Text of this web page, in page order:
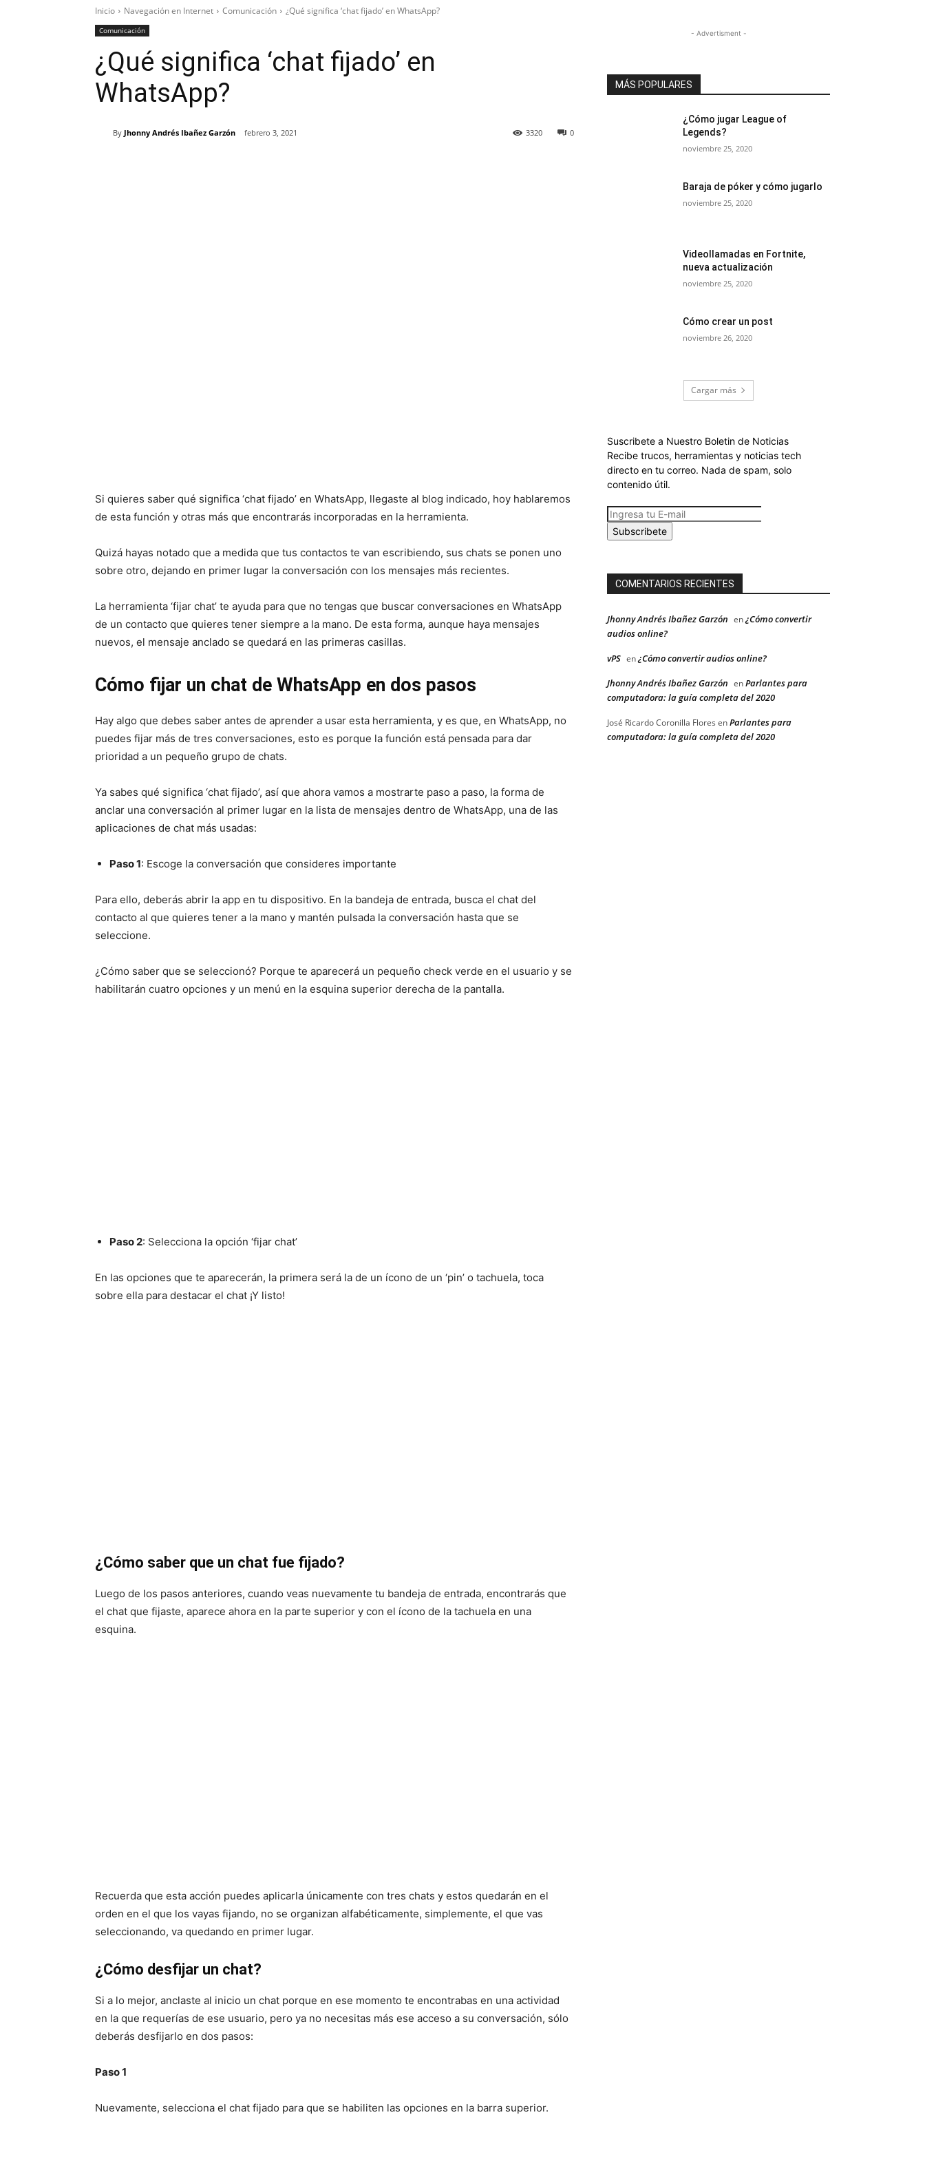
Inicio Navegación en Internet Comunicación ¿Qué significa ‘chat fijado’ en WhatsApp?
Comunicación
¿Qué significa ‘chat fijado’ en
WhatsApp?
By Jhonny Andrés Ibañez Garzón febrero 3, 2021 0
3320
Si quieres saber qué significa ‘chat fijado’ en WhatsApp, llegaste al blog indicado, hoy hablaremos
de esta función y otras más que encontrarás incorporadas en la herramienta.
Quizá hayas notado que a medida que tus contactos te van escribiendo, sus chats se ponen uno
sobre otro, dejando en primer lugar la conversación con los mensajes más recientes.
La herramienta ‘fijar chat’ te ayuda para que no tengas que buscar conversaciones en WhatsApp
de un contacto que quieres tener siempre a la mano. De esta forma, aunque haya mensajes
nuevos, el mensaje anclado se quedará en las primeras casillas.
Cómo fijar un chat de WhatsApp en dos pasos
Hay algo que debes saber antes de aprender a usar esta herramienta, y es que, en WhatsApp, no
puedes fijar más de tres conversaciones, esto es porque la función está pensada para dar
prioridad a un pequeño grupo de chats.
Ya sabes qué significa ‘chat fijado’, así que ahora vamos a mostrarte paso a paso, la forma de
anclar una conversación al primer lugar en la lista de mensajes dentro de WhatsApp, una de las
aplicaciones de chat más usadas:
Paso 1: Escoge la conversación que consideres importante
Para ello, deberás abrir la app en tu dispositivo. En la bandeja de entrada, busca el chat del
contacto al que quieres tener a la mano y mantén pulsada la conversación hasta que se
seleccione.
¿Cómo saber que se seleccionó? Porque te aparecerá un pequeño check verde en el usuario y se
habilitarán cuatro opciones y un menú en la esquina superior derecha de la pantalla.
Paso 2: Selecciona la opción ‘fijar chat’
En las opciones que te aparecerán, la primera será la de un ícono de un ‘pin’ o tachuela, toca
sobre ella para destacar el chat ¡Y listo!
¿Cómo saber que un chat fue fijado?
Luego de los pasos anteriores, cuando veas nuevamente tu bandeja de entrada, encontrarás que
el chat que fijaste, aparece ahora en la parte superior y con el ícono de la tachuela en una
esquina.
Recuerda que esta acción puedes aplicarla únicamente con tres chats y estos quedarán en el
orden en el que los vayas fijando, no se organizan alfabéticamente, simplemente, el que vas
seleccionando, va quedando en primer lugar.
¿Cómo desfijar un chat?
Si a lo mejor, anclaste al inicio un chat porque en ese momento te encontrabas en una actividad
en la que requerías de ese usuario, pero ya no necesitas más ese acceso a su conversación, sólo
deberás desfijarlo en dos pasos:
Paso 1
Nuevamente, selecciona el chat fijado para que se habiliten las opciones en la barra superior.
- Advertisment -
MÁS POPULARES
¿Cómo jugar League of
Legends?
noviembre 25, 2020
Baraja de póker y cómo jugarlo
noviembre 25, 2020
Videollamadas en Fortnite,
nueva actualización
noviembre 25, 2020
Cómo crear un post
noviembre 26, 2020
Cargar más
Suscribete a Nuestro Boletin de Noticias
Recibe trucos, herramientas y noticias tech
directo en tu correo. Nada de spam, solo
contenido útil.
Subscribete
COMENTARIOS RECIENTES
Jhonny Andrés Ibañez Garzón en¿Cómo convertir
audios online?
vPS en¿Cómo convertir audios online?
Jhonny Andrés Ibañez Garzón enParlantes para
computadora: la guía completa del 2020
José Ricardo Coronilla Flores enParlantes para
computadora: la guía completa del 2020